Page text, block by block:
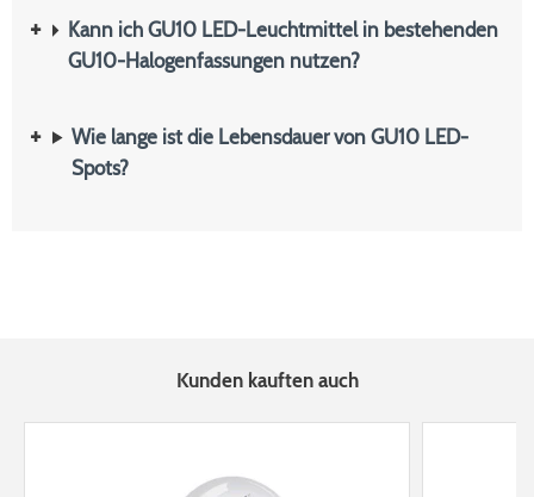
Kann ich GU10 LED-Leuchtmittel in bestehenden
GU10-Halogenfassungen nutzen?
Wie lange ist die Lebensdauer von GU10 LED-
Spots?
Kunden kauften auch